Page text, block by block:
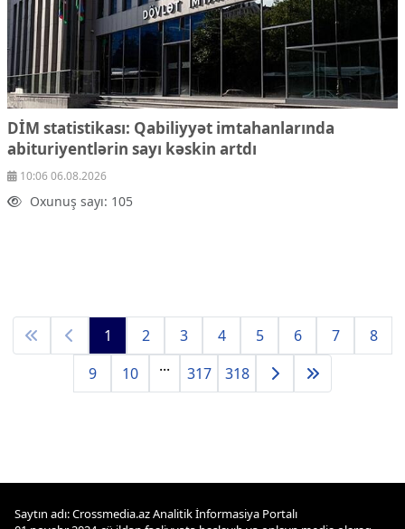
DİM statistikası: Qabiliyyət imtahanlarında
abituriyentlərin sayı kəskin artdı
10:06 06.08.2026
Oxunuş sayı: 105
1 2 3 4 5 6 7
8
9
10 ... 317 318
Saytın adı: Crossmedia.az Analitik İnformasiya Portalı